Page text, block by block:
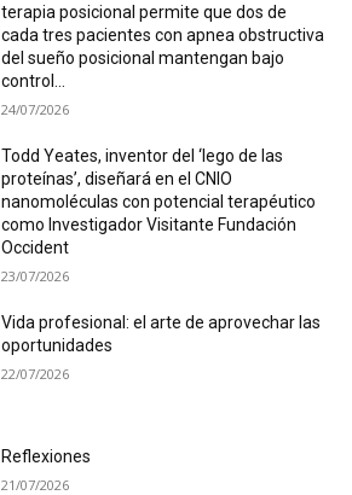
terapia posicional permite que dos de
cada tres pacientes con apnea obstructiva
del sueño posicional mantengan bajo
control...
24/07/2026
Todd Yeates, inventor del ‘lego de las
proteínas’, diseñará en el CNIO
nanomoléculas con potencial terapéutico
como Investigador Visitante Fundación
Occident
23/07/2026
Vida profesional: el arte de aprovechar las
oportunidades
22/07/2026
Reflexiones
21/07/2026